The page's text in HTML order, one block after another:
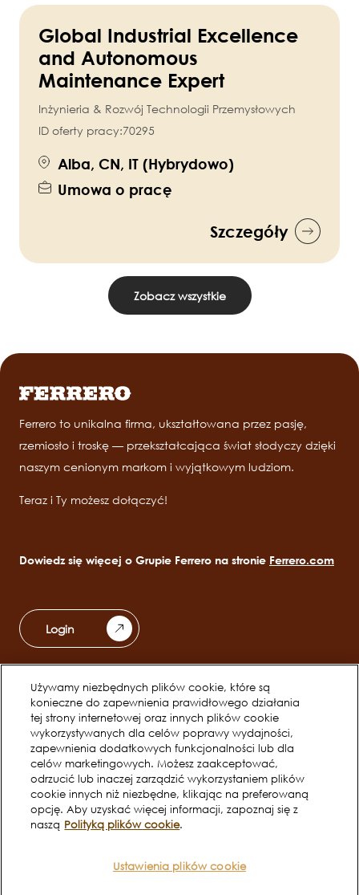
Global Industrial Excellence
and Autonomous
Maintenance Expert
Inżynieria & Rozwój Technologii Przemysłowych
ID oferty pracy:70295
Alba, CN, IT (Hybrydowo)
Umowa o pracę
Szczegóły
Zobacz wszystkie
Ferrero to unikalna firma, ukształtowana przez pasję,
rzemiosło i troskę — przekształcająca świat słodyczy dzięki
naszym cenionym markom i wyjątkowym ludziom.
Teraz i Ty możesz dołączyć!
Dowiedz się więcej o Grupie Ferrero na stronie Ferrero.com
Login
Main
navigation
Odkryj Ferrero Zespoły
Początek Kariery
Social
channels
mobile
Warunki korzystania
Używamy niezbędnych plików cookie, które są
konieczne do zapewnienia prawidłowego działania
tej strony internetowej oraz innych plików cookie
wykorzystywanych dla celów poprawy wydajności,
zapewnienia dodatkowych funkcjonalności lub dla
celów marketingowych. Możesz zaakceptować,
odrzucić lub inaczej zarządzić wykorzystaniem plików
cookie innych niż niezbędne, klikając na preferowaną
opcję. Aby uzyskać więcej informacji, zapoznaj się z
naszą Polityką plików cookie.
Ustawienia plików cookie